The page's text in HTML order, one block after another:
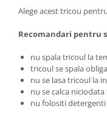
Tricouri yoga
Alege acest tricou
Recomandari pentru
nu spala tricoul la
tricoul se spala
nu se lasa tricoul la
nu se calca
nu folositi